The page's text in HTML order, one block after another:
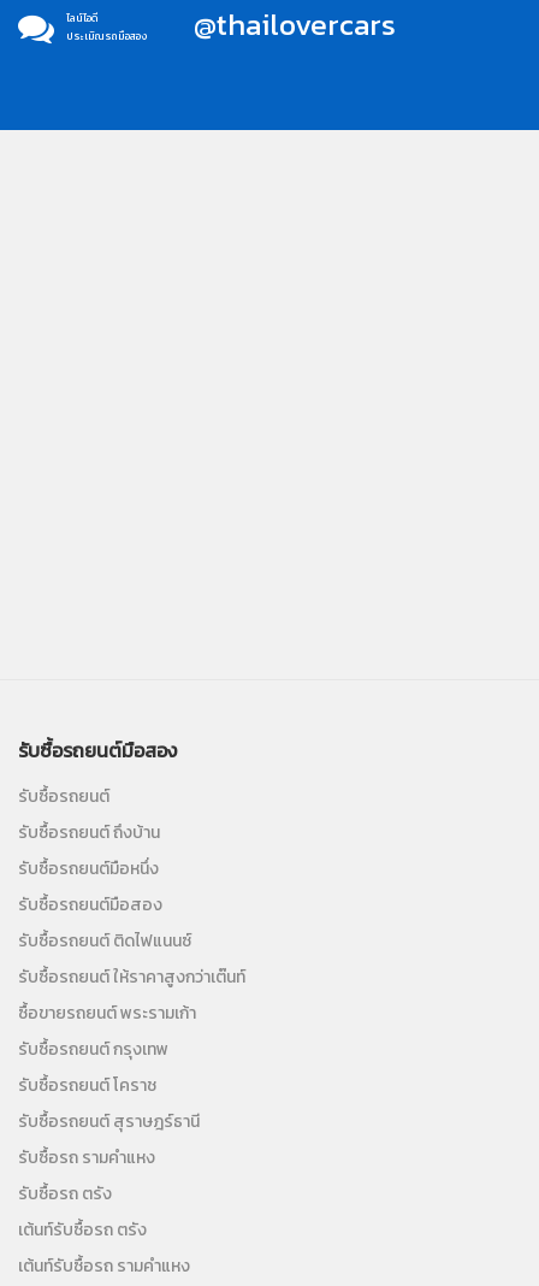
ไลน์ไอดี
ประเมิณรถมือสอง
@thailovercars
รับซื้อรถยนต์มือสอง
รับซื้อรถยนต์
รับซื้อรถยนต์ ถึงบ้าน
รับซื้อรถยนต์มือหนึ่ง
รับซื้อรถยนต์มือสอง
รับซื้อรถยนต์ ติดไฟแนนซ์
รับซื้อรถยนต์ ให้ราคาสูงกว่าเต๊นท์
ซื้อขายรถยนต์ พระรามเก้า
รับซื้อรถยนต์ กรุงเทพ
รับซื้อรถยนต์ โคราช
รับซื้อรถยนต์ สุราษฎร์ธานี
รับซื้อรถ รามคำแหง
รับซื้อรถ ตรัง
เต้นท์รับซื้อรถ ตรัง
เต้นท์รับซื้อรถ รามคำแหง